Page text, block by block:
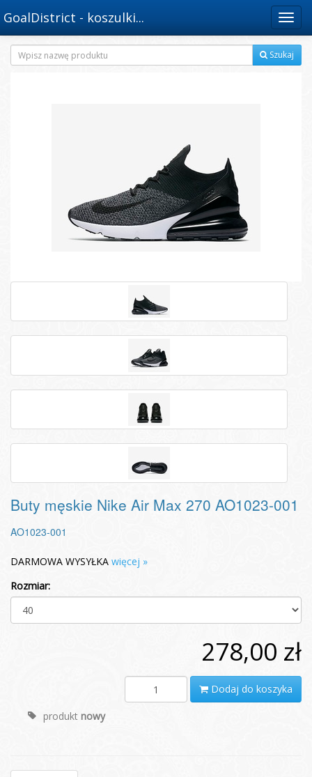
Menu
GoalDistrict - koszulki...
Szukaj
Buty męskie Nike Air Max 270 AO1023-001
AO1023-001
DARMOWA WYSYŁKA więcej »
Rozmiar:
278,00 zł
Dodaj do koszyka
produkt nowy